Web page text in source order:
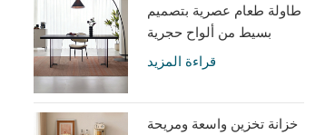
طاولة طعام عصرية بتصميم
بسيط من ألواح حجرية
رمادية مع أكريليك شفاف
RI2R-B
قراءة المزيد
خزانة تخزين واسعة ومريحة